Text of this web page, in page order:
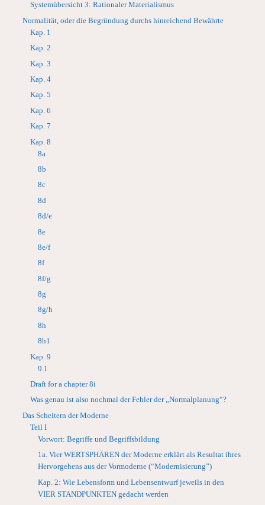
Systemübersicht 3: Rationaler Materialismus
Normalität, oder die Begründung durchs hinreichend Bewährte
Kap. 1
Kap. 2
Kap. 3
Kap. 4
Kap. 5
Kap. 6
Kap. 7
Kap. 8
8a
8b
8c
8d
8d/e
8e
8e/f
8f
8f/g
8g
8g/h
8h
8h1
Kap. 9
9.1
Draft for a chapter 8i
Was genau ist also nochmal der Fehler der „Normalplanung“?
Das Scheitern der Moderne
Teil I
Vorwort: Begriffe und Begriffsbildung
1a. Vier WERTSPHÄREN der Moderne erklärt als Resultat ihres
Hervorgehens aus der Vormoderne (“Modernisierung”)
Kap. 2: Wie Lebensform und Lebensentwurf jeweils in den
VIER STANDPUNKTEN gedacht werden